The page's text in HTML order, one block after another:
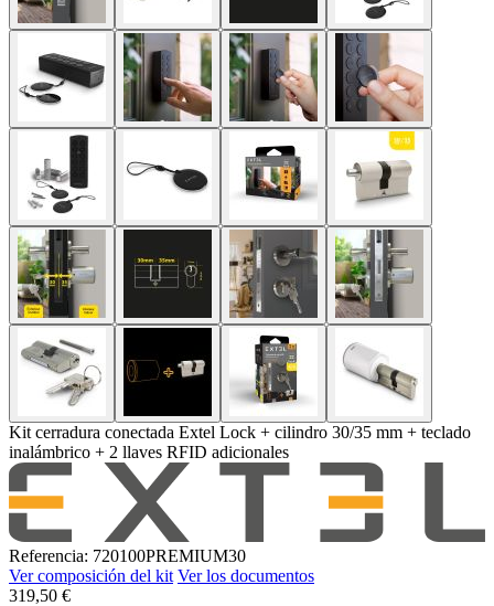
Kit cerradura conectada Extel Lock + cilindro 30/35 mm + teclado
inalámbrico + 2 llaves RFID adicionales
Referencia: 720100PREMIUM30
Ver composición del kit Ver los documentos
El
319,50 €